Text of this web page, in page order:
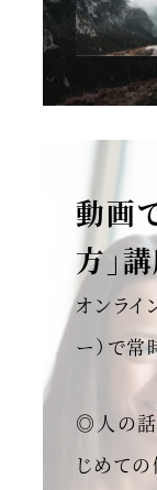
動画
方」
オンライ
ー）で常
◎人の話
じめて